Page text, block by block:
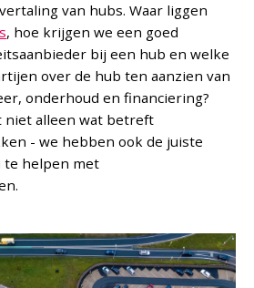
van hubs. Waar liggen
, hoe krijgen we een goed
bij een hub en welke
over de hub ten aanzien van
onderhoud en financiering?
niet alleen wat betreft
- we hebben ook de juiste
te helpen met